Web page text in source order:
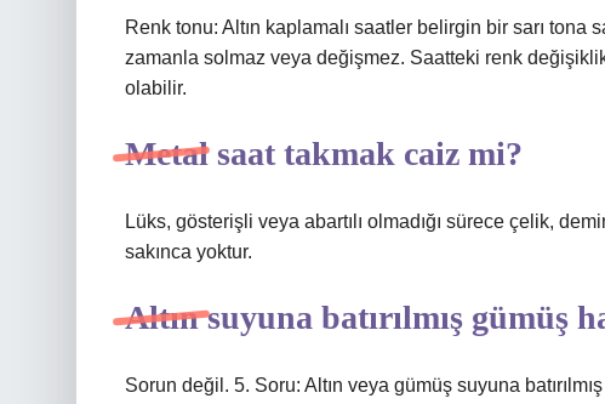
Renk tonu: Altın kaplamalı saatler belirgin bir sarı tona
zamanla solmaz veya değişmez. Saatteki renk
olabilir.
Metal saat takmak caiz mi?
Lüks, gösterişli veya abartılı olmadığı sürece çelik,
sakınca yoktur.
Altın suyuna batırılmış gümüş
Sorun değil. 5. Soru: Altın veya gümüş suyuna